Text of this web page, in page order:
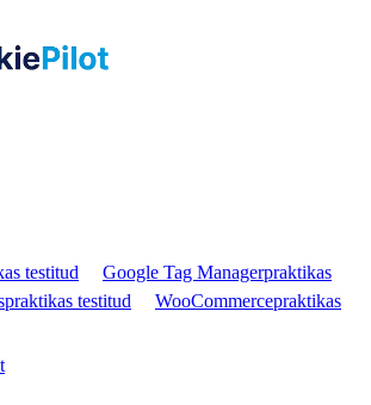
testitud Google Tag Managerpraktikas
praktikas testitud WooCommercepraktikas